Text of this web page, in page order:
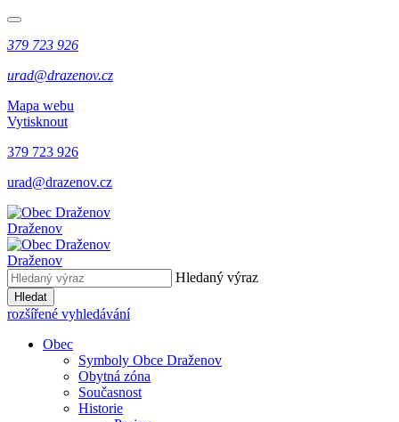
379 723 926
urad@drazenov.cz
Mapa webu
Vytisknout
379 723 926
urad@drazenov.cz
Draženov
Draženov
Hledaný výraz
Hledat
rozšířené vyhledávání
Obec
Symboly Obce Draženov
Obytná zóna
Současnost
Historie